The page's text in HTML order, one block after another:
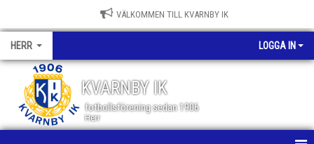
VÄLKOMMEN TILL KVARNBY IK
HERR LOGGA IN
KVARNBY IK
fotbollsförening sedan 1906
Herr